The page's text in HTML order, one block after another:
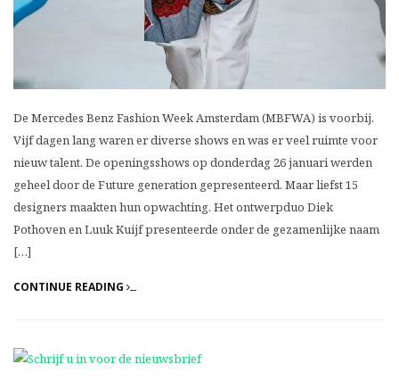
De Mercedes Benz Fashion Week Amsterdam (MBFWA) is voorbij.
Vijf dagen lang waren er diverse shows en was er veel ruimte voor
nieuw talent. De openingsshows op donderdag 26 januari werden
geheel door de Future generation gepresenteerd. Maar liefst 15
designers maakten hun opwachting. Het ontwerpduo Diek
Pothoven en Luuk Kuijf presenteerde onder de gezamenlijke naam
[…]
CONTINUE READING